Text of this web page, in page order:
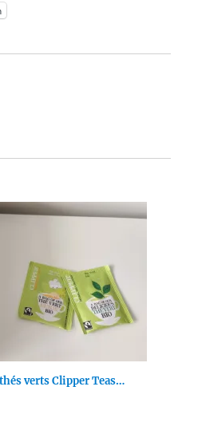
verts Clipper Teas…